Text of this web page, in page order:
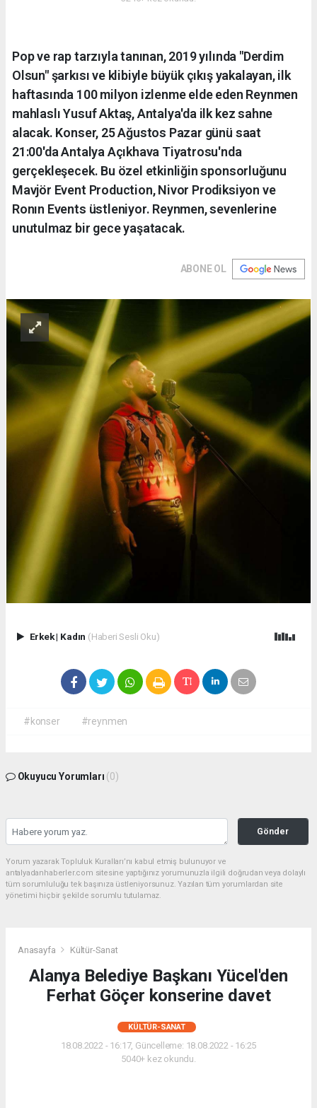
Pop ve rap tarzıyla tanınan, 2019 yılında "Derdim
Olsun" şarkısı ve klibiyle büyük çıkış yakalayan, ilk
haftasında 100 milyon izlenme elde eden Reynmen
mahlaslı Yusuf Aktaş, Antalya'da ilk kez sahne
alacak. Konser, 25 Ağustos Pazar günü saat
21:00'da Antalya Açıkhava Tiyatrosu'nda
gerçekleşecek. Bu özel etkinliğin sponsorluğunu
Mavjör Event Production, Nivor Prodiksiyon ve
Ronın Events üstleniyor. Reynmen, sevenlerine
unutulmaz bir gece yaşatacak.
ABONE OL
Erkek| Kadın (Haberi Sesli Oku)
#konser #reynmen
Okuyucu Yorumları (0)
Gönder
Yorum yazarak Topluluk Kuralları’nı kabul etmiş bulunuyor ve
antalyadanhaberler.com sitesine yaptığınız yorumunuzla ilgili doğrudan veya dolaylı
tüm sorumluluğu tek başınıza üstleniyorsunuz. Yazılan tüm yorumlardan site
yönetimi hiçbir şekilde sorumlu tutulamaz.
Anasayfa Kültür-Sanat
Alanya Belediye Başkanı Yücel'den
Ferhat Göçer konserine davet
KÜLTÜR-SANAT
18.08.2022 - 16:17, Güncelleme: 18.08.2022 - 16:25
5040+ kez okundu.